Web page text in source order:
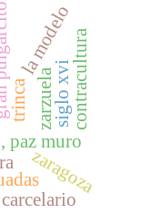
paz muro
trinca
la modelocontracultura
zaragoza
siglo xvi
zarzuela